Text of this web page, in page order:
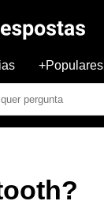
+Populares